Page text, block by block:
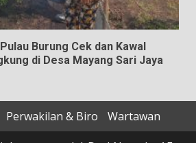
Burung Cek dan Kawal
di Desa Mayang Sari Jaya
Perwakilan & Biro
Wartawan